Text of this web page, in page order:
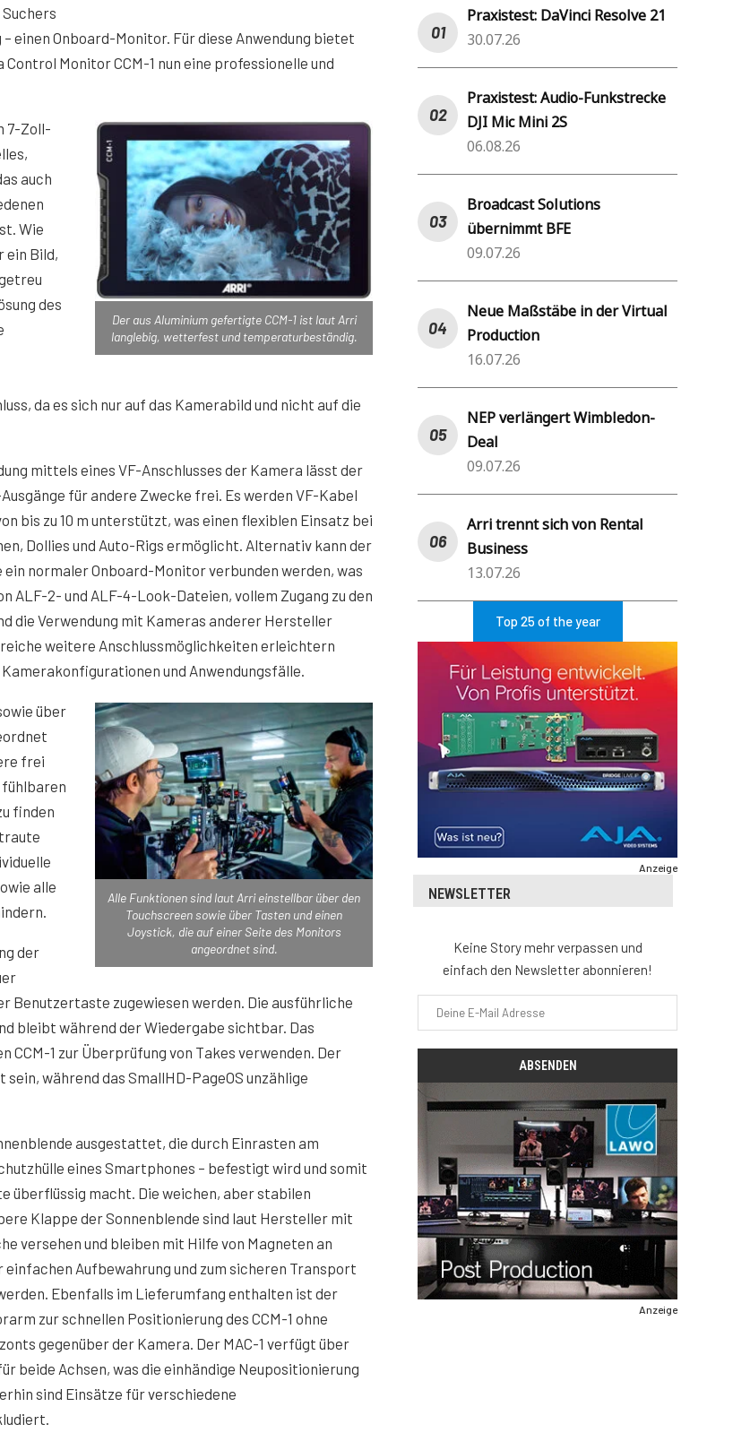
einen Onboard-Monitor. Für diese Anwendung bietet
Monitor CCM-1 nun eine professionelle und
Der aus Aluminium gefertigte CCM-1 ist laut Arri
langlebig, wetterfest und temperaturbeständig.
7-Zoll-
auch
Wie
ein Bild,
des
da es sich nur auf das Kamerabild und nicht auf die
mittels eines VF-Anschlusses der Kamera lässt der
Ausgänge für andere Zwecke frei. Es werden VF-Kabel
bis zu 10 m unterstützt, was einen flexiblen Einsatz bei
Dollies und Auto-Rigs ermöglicht. Alternativ kann der
ein normaler Onboard-Monitor verbunden werden, was
ALF-2- und ALF-4-Look-Dateien, vollem Zugang zu den
die Verwendung mit Kameras anderer Hersteller
weitere Anschlussmöglichkeiten erleichtern
und Anwendungsfälle.
Alle Funktionen sind laut Arri einstellbar über den
Touchscreen sowie über Tasten und einen
Joystick, die auf einer Seite des Monitors
angeordnet sind.
über
frei
finden
alle
der
Benutzertaste zugewiesen werden. Die ausführliche
bleibt während der Wiedergabe sichtbar. Das
1 zur Überprüfung von Takes verwenden. Der
während das SmallHD-PageOS unzählige
ausgestattet, die durch Einrasten am
eines Smartphones – befestigt wird und somit
überflüssig macht. Die weichen, aber stabilen
Klappe der Sonnenblende sind laut Hersteller mit
versehen und bleiben mit Hilfe von Magneten an
einfachen Aufbewahrung und zum sicheren Transport
Ebenfalls im Lieferumfang enthalten ist der
zur schnellen Positionierung des CCM-1 ohne
gegenüber der Kamera. Der MAC-1 verfügt über
beide Achsen, was die einhändige Neupositionierung
sind Einsätze für verschiedene
Praxistest: DaVinci Resolve 21
30.07.26
Praxistest: Audio-Funkstrecke
DJI Mic Mini 2S
06.08.26
Broadcast Solutions
übernimmt BFE
09.07.26
Neue Maßstäbe in der Virtual
Production
16.07.26
NEP verlängert Wimbledon-
Deal
09.07.26
Arri trennt sich von Rental
Business
13.07.26
Top 25 of the year
Anzeige
NEWSLETTER
Keine Story mehr verpassen und
einfach den Newsletter abonnieren!
Anzeige